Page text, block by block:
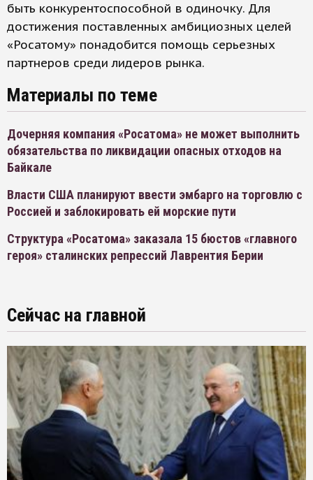
быть конкурентоспособной в одиночку. Для
достижения поставленных амбициозных целей
«Росатому» понадобится помощь серьезных
партнеров среди лидеров рынка.
Материалы по теме
Дочерняя компания «Росатома» не может выполнить
обязательства по ликвидации опасных отходов на
Байкале
Власти США планируют ввести эмбарго на торговлю с
Россией и заблокировать ей морские пути
Структура «Росатома» заказала 15 бюстов «главного
героя» сталинских репрессий Лаврентия Берии
Сейчас на главной